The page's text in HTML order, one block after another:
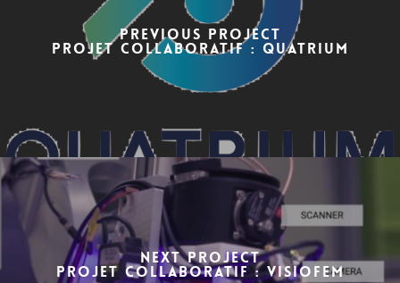
PREVIOUS PROJECT
PROJET COLLABORATIF : QUATRIUM
NEXT PROJECT
PROJET COLLABORATIF : VISIOFEM